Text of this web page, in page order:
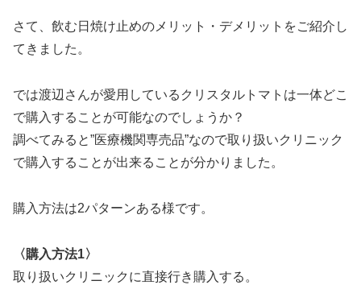
さて、飲む日焼け止めのメリット・デメリットをご紹介し
てきました。
では渡辺さんが愛用しているクリスタルトマトは一体どこ
で購入することが可能なのでしょうか？
調べてみると”医療機関専売品”なので取り扱いクリニック
で購入することが出来ることが分かりました。
購入方法は2パターンある様です。
〈購入方法1〉
取り扱いクリニックに直接行き購入する。